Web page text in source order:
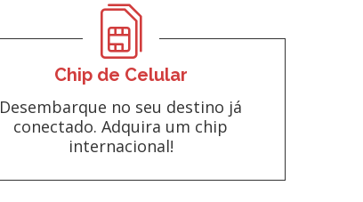
Chip de Celular
Desembarque no seu destino já
conectado. Adquira um chip
internacional!